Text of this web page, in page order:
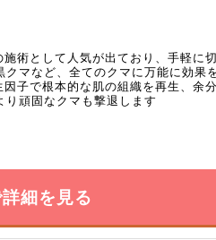
術として人気が出ており、手軽に
マなど、全てのクマに万能に効果
子で根本的な肌の組織を再生、余
頑固なクマも撃退します
細を見る